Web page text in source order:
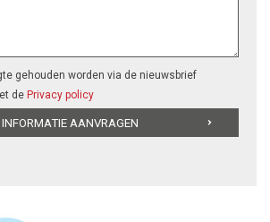
gehouden worden via de nieuwsbrief
de Privacy policy